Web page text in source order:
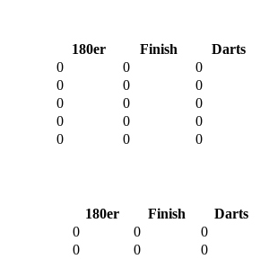
180er Finish
Darts
0 0
0
0 0
0
0 0
0
0 0
0
0 0 0
180er Finish
Darts
0 0
0
0 0
0